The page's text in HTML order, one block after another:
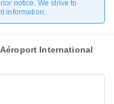
notice. We strive to
information.
International